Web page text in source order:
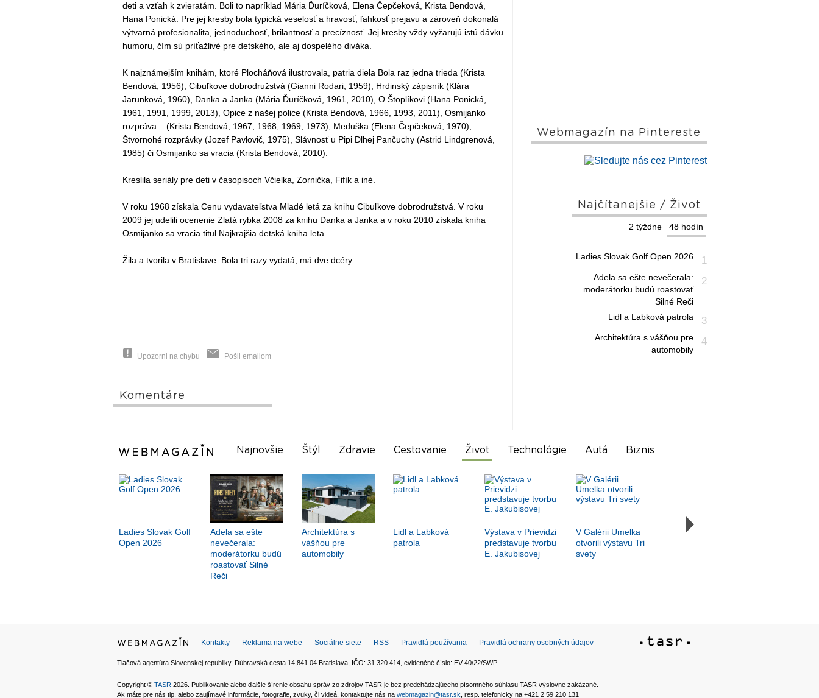
deti a vzťah k zvieratám. Boli to napríklad Mária Ďuríčková, Elena Čepčeková, Krista Bendová,
Hana Ponická. Pre jej kresby bola typická veselosť a hravosť, ľahkosť prejavu a zároveň dokonalá
výtvarná profesionalita, jednoduchosť, brilantnosť a precíznosť. Jej kresby vždy vyžarujú istú dávku
humoru, čím sú príťažlivé pre detského, ale aj dospelého diváka.
K najznámejším knihám, ktoré Plocháňová ilustrovala, patria diela Bola raz jedna trieda (Krista
Bendová, 1956), Cibuľkove dobrodružstvá (Gianni Rodari, 1959), Hrdinský zápisník (Klára
Jarunková, 1960), Danka a Janka (Mária Ďuríčková, 1961, 2010), O Štoplíkovi (Hana Ponická,
1961, 1991, 1999, 2013), Opice z našej police (Krista Bendová, 1966, 1993, 2011), Osmijanko
rozpráva... (Krista Bendová, 1967, 1968, 1969, 1973), Meduška (Elena Čepčeková, 1970),
Štvornohé rozprávky (Jozef Pavlovič, 1975), Slávnosť u Pipi Dlhej Pančuchy (Astrid Lindgrenová,
1985) či Osmijanko sa vracia (Krista Bendová, 2010).
Kreslila seriály pre deti v časopisoch Včielka, Zornička, Fifík a iné.
V roku 1968 získala Cenu vydavateľstva Mladé letá za knihu Cibuľkove dobrodružstvá. V roku
2009 jej udelili ocenenie Zlatá rybka 2008 za knihu Danka a Janka a v roku 2010 získala kniha
Osmijanko sa vracia titul Najkrajšia detská kniha leta.
Žila a tvorila v Bratislave. Bola tri razy vydatá, má dve dcéry.
Upozorni na chybu Pošli emailom
Komentáre
Webmagazín na Pintereste
Najčítanejšie / Život
48 hodín
2 týždne
1
Ladies Slovak Golf Open 2026
2
Adela sa ešte nevečerala:
moderátorku budú roastovať
Silné Reči
3
Lidl a Labková patrola
4
Architektúra s vášňou pre
automobily
Najnovšie Štýl Zdravie Cestovanie Život Technológie Autá Biznis
Ladies Slovak Golf
Open 2026
Adela sa ešte
nevečerala:
moderátorku budú
roastovať Silné
Reči
Architektúra s
vášňou pre
automobily
Lidl a Labková
patrola
Výstava v Prievidzi
predstavuje tvorbu
E. Jakubisovej
V Galérii Umelka
otvorili výstavu Tri
svety
Kontakty Reklama na webe Sociálne siete RSS Pravidlá používania Pravidlá ochrany osobných údajov
Tlačová agentúra Slovenskej republiky, Dúbravská cesta 14,841 04 Bratislava, IČO: 31 320 414, evidenčné číslo: EV 40/22/SWP
Copyright © TASR 2026. Publikovanie alebo ďalšie šírenie obsahu správ zo zdrojov TASR je bez predchádzajúceho písomného súhlasu TASR výslovne zakázané.
Ak máte pre nás tip, alebo zaujímavé informácie, fotografie, zvuky, či videá, kontaktujte nás na webmagazin@tasr.sk , resp. telefonicky na +421 2 59 210 131